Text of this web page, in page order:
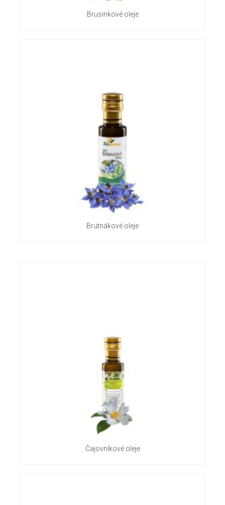
Brusinkové oleje
Brutnákové oleje
Čajovníkové oleje